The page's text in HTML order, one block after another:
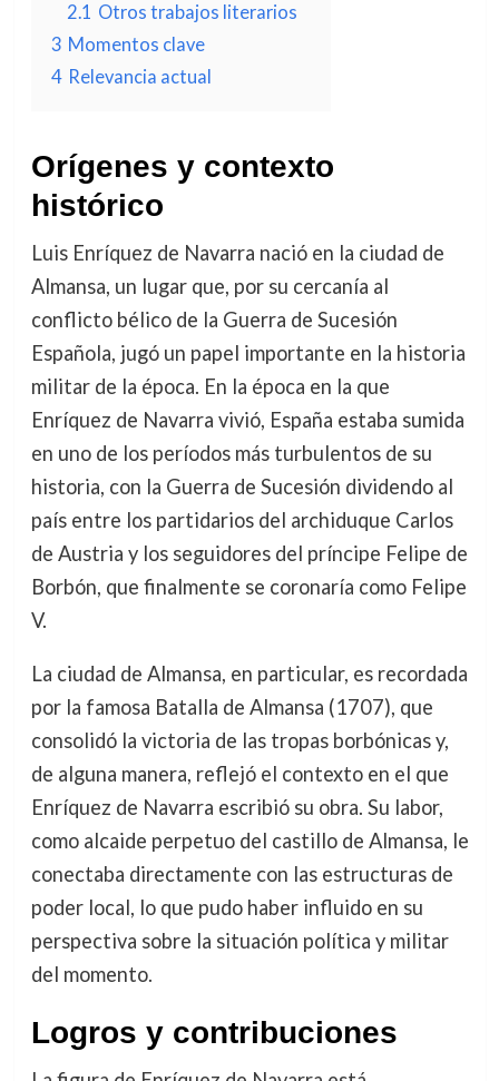
2.1 Otros trabajos literarios
3 Momentos clave
4 Relevancia actual
Orígenes y contexto
histórico
Luis Enríquez de Navarra nació en la ciudad de
Almansa, un lugar que, por su cercanía al
conflicto bélico de la Guerra de Sucesión
Española, jugó un papel importante en la historia
militar de la época. En la época en la que
Enríquez de Navarra vivió, España estaba sumida
en uno de los períodos más turbulentos de su
historia, con la Guerra de Sucesión dividendo al
país entre los partidarios del archiduque Carlos
de Austria y los seguidores del príncipe Felipe de
Borbón, que finalmente se coronaría como Felipe
V.
La ciudad de Almansa, en particular, es recordada
por la famosa Batalla de Almansa (1707), que
consolidó la victoria de las tropas borbónicas y,
de alguna manera, reflejó el contexto en el que
Enríquez de Navarra escribió su obra. Su labor,
como alcaide perpetuo del castillo de Almansa, le
conectaba directamente con las estructuras de
poder local, lo que pudo haber influido en su
perspectiva sobre la situación política y militar
del momento.
Logros y contribuciones